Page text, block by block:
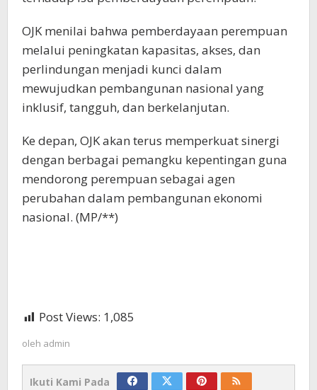
OJK menilai bahwa pemberdayaan perempuan
melalui peningkatan kapasitas, akses, dan
perlindungan menjadi kunci dalam
mewujudkan pembangunan nasional yang
inklusif, tangguh, dan berkelanjutan.
Ke depan, OJK akan terus memperkuat sinergi
dengan berbagai pemangku kepentingan guna
mendorong perempuan sebagai agen
perubahan dalam pembangunan ekonomi
nasional. (MP/**)
Post Views: 1,085
oleh admin
Ikuti Kami Pada